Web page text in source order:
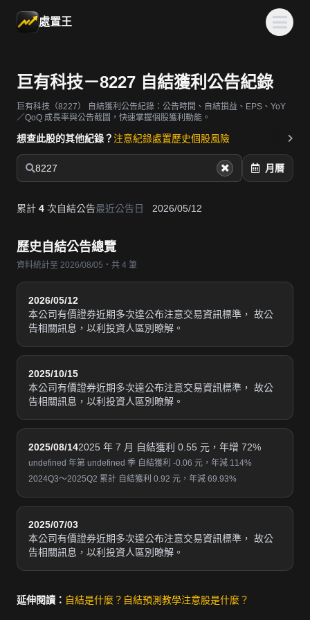
處置王
巨有科技－8227 自結獲利公告紀錄
巨有科技（8227）
自結獲利公告紀錄：公告時間、自結損益、EPS、YoY
／QoQ 成長率與公告截圖，快速掌握個股獲利動能。
想查此股的其他紀錄？ 注意紀錄處置歷史個股風險
8227 月曆
累計 4 次自結公告最近公告日 2026/05/12
歷史自結公告總覽
資料統計至 2026/08/05・共 4 筆
2026/05/12
本公司有價證券近期多次達公布注意交易資訊標準， 故公
告相關訊息，以利投資人區別暸解。
2025/10/15
本公司有價證券近期多次達公布注意交易資訊標準， 故公
告相關訊息，以利投資人區別暸解。
2025/08/142025 年 7 月 自結獲利 0.55 元，年增 72%
undefined 年第 undefined 季 自結獲利 -0.06 元，年減 114%
2024Q3～2025Q2 累計 自結獲利 0.92 元，年減 69.93%
2025/07/03
本公司有價證券近期多次達公布注意交易資訊標準， 故公
告相關訊息，以利投資人區別暸解。
延伸閱讀： 自結是什麼？ 自結預測教學注意股是什麼？